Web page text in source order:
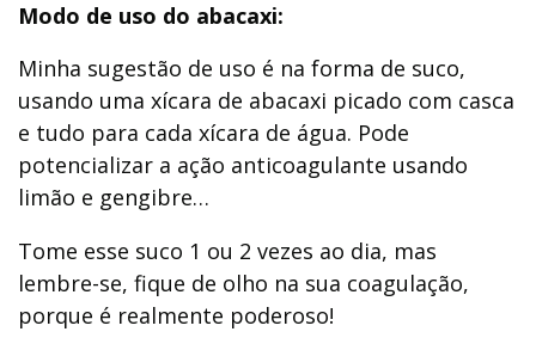
Modo de uso do abacaxi:
Minha sugestão de uso é na forma de suco,
usando uma xícara de abacaxi picado com casca
e tudo para cada xícara de água. Pode
potencializar a ação anticoagulante usando
limão e gengibre…
Tome esse suco 1 ou 2 vezes ao dia, mas
lembre-se, fique de olho na sua coagulação,
porque é realmente poderoso!